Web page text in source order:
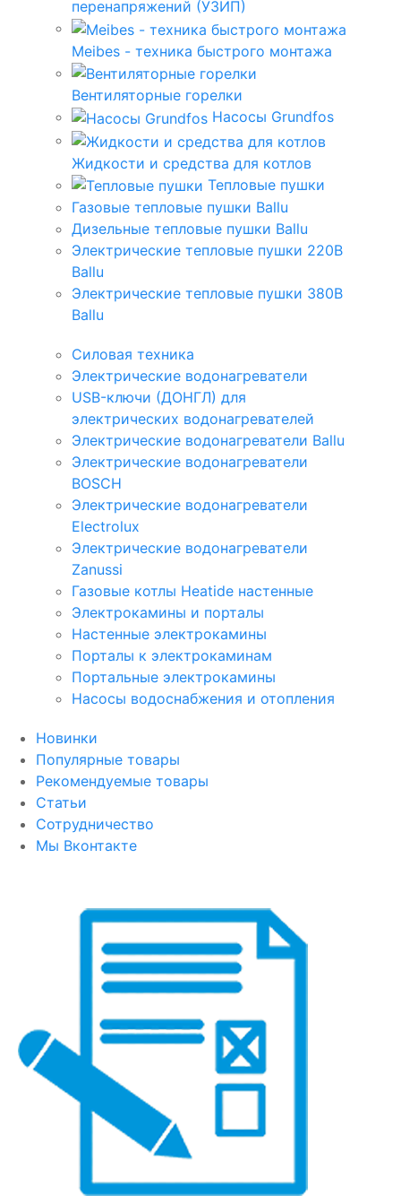
перенапряжений (УЗИП)
Meibes - техника быстрого монтажа
Вентиляторные горелки
Насосы Grundfos
Жидкости и средства для котлов
Тепловые пушки
Газовые тепловые пушки Ballu
Дизельные тепловые пушки Ballu
Электрические тепловые пушки 220В
Ballu
Электрические тепловые пушки 380В
Ballu
Силовая техника
Электрические водонагреватели
USB-ключи (ДОНГЛ) для
электрических водонагревателей
Электрические водонагреватели Ballu
Электрические водонагреватели
BOSCH
Электрические водонагреватели
Electrolux
Электрические водонагреватели
Zanussi
Газовые котлы Heatide настенные
Электрокамины и порталы
Настенные электрокамины
Порталы к электрокаминам
Портальные электрокамины
Насосы водоснабжения и отопления
Новинки
Популярные товары
Рекомендуемые товары
Статьи
Сотрудничество
Мы Вконтакте